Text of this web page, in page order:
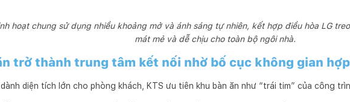
hoạt chung sử dụng nhiều khoảng mở và ánh sáng tự nhiên, kết hợp điều hòa LG
mát mẻ và dễ chịu cho toàn bộ ngôi nhà.
trở thành trung tâm kết nối nhờ bố cục không gian
diện tích lớn cho phòng khách, KTS ưu tiên khu bàn ăn như “trái tim” của công